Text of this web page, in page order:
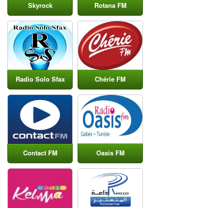
Skyrock Rotana FM
Radio Solo Sfax Chérie FM
Contact FM Oasis FM